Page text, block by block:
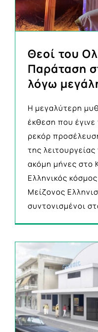
Θεοί του
Παράταση
λόγω
H μεγαλύτερη
έκθεση που
ρεκόρ
της λειτουργείας
ακόμη μήνες στο
Ελληνικός
Μείζονος
συντονισμένοι